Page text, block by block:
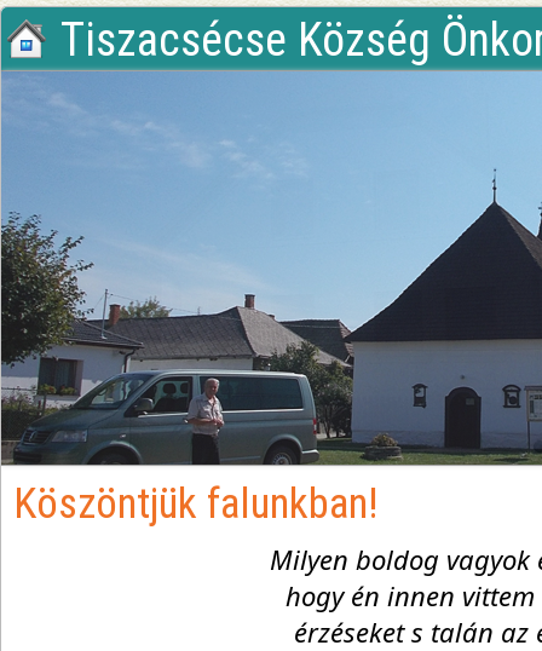
Tiszacsécse Község
Köszöntjük falunkban!
Milyen boldog
hogy én innen
érzéseket s talán